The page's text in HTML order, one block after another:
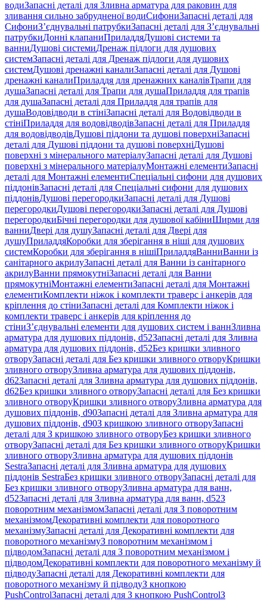
водиЗапасні деталі для Зливна арматура для раковин для
зливання сильно забрудненої водиСифониЗапасні деталі для
СифониЗ’єднувальні патрубкиЗапасні деталі для З’єднувальні
патрубкиДонні клапаниПриладдяДушові системи та
ванниДушові системиДренаж підлоги для душових
системЗапасні деталі для Дренаж підлоги для душових
системДушові дренажні каналиЗапасні деталі для Душові
дренажні каналиПриладдя для дренажних каналівТрапи для
душаЗапасні деталі для Трапи для душаПриладдя для трапів
для душаЗапасні деталі для Приладдя для трапів для
душаВодовідводи в стініЗапасні деталі для Водовідводи в
стініПриладдя для водовідводівЗапасні деталі для Приладдя
для водовідводівДушові піддони та душові поверхніЗапасні
деталі для Душові піддони та душові поверхніДушові
поверхні з мінерального матеріалуЗапасні деталі для Душові
поверхні з мінерального матеріалуМонтажні елементиЗапасні
деталі для Монтажні елементиСпеціальні сифони для душових
піддонівЗапасні деталі для Спеціальні сифони для душових
піддонівДушові перегородкиЗапасні деталі для Душові
перегородкиДушові перегородкиЗапасні деталі для Душові
перегородкиБічні перегородки для душової кабіниШирми для
ванниДвері для душуЗапасні деталі для Двері для
душуПриладдяКоробки для зберігання в ніші для душових
системКоробки для зберігання в нішіПриладдяВанниВанни із
санітарного акрилуЗапасні деталі для Ванни із санітарного
акрилуВанни прямокутніЗапасні деталі для Ванни
прямокутніМонтажні елементиЗапасні деталі для Монтажні
елементиКомплекти ніжок і комплекти траверс і анкерів для
кріплення до стіниЗапасні деталі для Комплекти ніжок і
комплекти траверс і анкерів для кріплення до
стіниЗ’єднувальні елементи для душових систем і ваннЗливна
арматура для душових піддонів, d52Запасні деталі для Зливна
арматура для душових піддонів, d52Без кришки зливного
отворуЗапасні деталі для Без кришки зливного отворуКришки
зливного отворуЗливна арматура для душових піддонів,
d62Запасні деталі для Зливна арматура для душових піддонів,
d62Без кришки зливного отворуЗапасні деталі для Без кришки
зливного отворуКришки зливного отворуЗливна арматура для
душових піддонів, d90Запасні деталі для Зливна арматура для
душових піддонів, d90З кришкою зливного отворуЗапасні
деталі для З кришкою зливного отворуБез кришки зливного
отворуЗапасні деталі для Без кришки зливного отворуКришки
зливного отворуЗливна арматура для душових піддонів
SestraЗапасні деталі для Зливна арматура для душових
піддонів SestraБез кришки зливного отворуЗапасні деталі для
Без кришки зливного отворуЗливна арматура для ванн,
d52Запасні деталі для Зливна арматура для ванн, d52З
поворотним механізмомЗапасні деталі для З поворотним
механізмомДекоративні комплекти для поворотного
механізмуЗапасні деталі для Декоративні комплекти для
поворотного механізмуЗ поворотним механізмом і
підводомЗапасні деталі для З поворотним механізмом і
підводомДекоративні комплекти для поворотного механізму й
підводуЗапасні деталі для Декоративні комплекти для
поворотного механізму й підводуЗ кнопкою
PushControlЗапасні деталі для З кнопкою PushControlЗ